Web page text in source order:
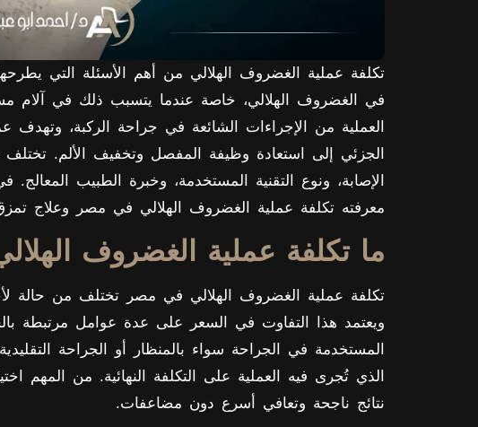
تكلفة عملية الغضروف الهلالي من أهم الأسئلة التي
في الغضروف الهلالي، خاصة عندما يتسبب ذلك في آلام
العملية من الإجراءات الشائعة في جراحة الركبة، وتهدف
الجزئي إلى استعادة وظيفة المفصل وتخفيف الألم.
الإصابة، ونوع التقنية المستخدمة، وخبرة الطبيب
معرفته تكلفة عملية الغضروف الهلالي في مصر وعلاج
ما تكلفة عملية الغضروف
ويعتمد هذا التفاوت في السعر على عدة عوامل مرتبطة
المستخدمة في الجراحة سواء بالمنظار أو الجراحة
الذي تُجرى فيه العملية على التكلفة النهائية. من المهم
نتائج ناجحة وتعافي أسرع دون مضاعفات.